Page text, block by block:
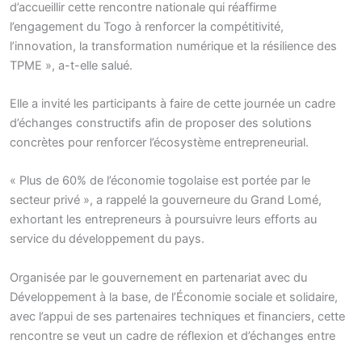
d’accueillir cette rencontre nationale qui réaffirme
l’engagement du Togo à renforcer la compétitivité,
l’innovation, la transformation numérique et la résilience des
TPME », a-t-elle salué.
Elle a invité les participants à faire de cette journée un cadre
d’échanges constructifs afin de proposer des solutions
concrètes pour renforcer l’écosystème entrepreneurial.
« Plus de 60% de l’économie togolaise est portée par le
secteur privé », a rappelé la gouverneure du Grand Lomé,
exhortant les entrepreneurs à poursuivre leurs efforts au
service du développement du pays.
Organisée par le gouvernement en partenariat avec du
Développement à la base, de l’Économie sociale et solidaire,
avec l’appui de ses partenaires techniques et financiers, cette
rencontre se veut un cadre de réflexion et d’échanges entre